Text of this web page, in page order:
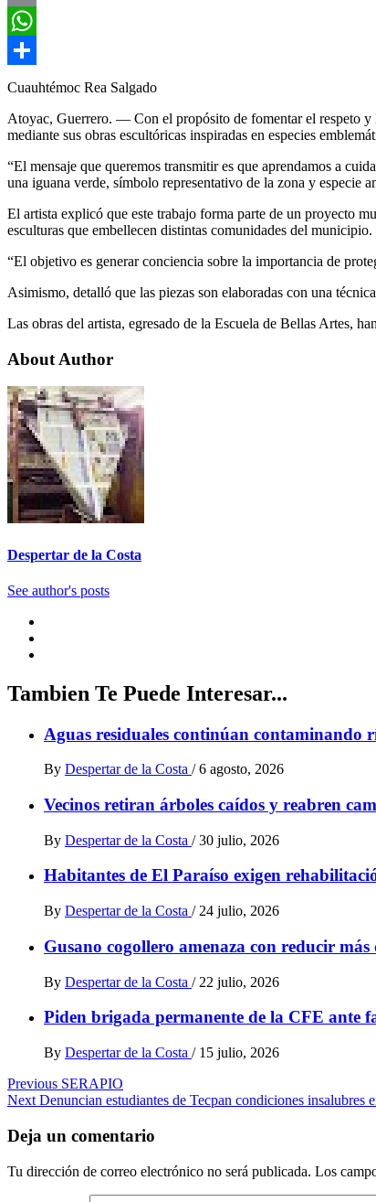
Email
WhatsApp
Compartir
Cuauhtémoc Rea Salgado
Atoyac, Guerrero. — Con el propósito de fomentar el respeto
mediante sus obras escultóricas inspiradas en especies
“El mensaje que queremos transmitir es que aprendamos a
una iguana verde, símbolo representativo de la zona y especie
El artista explicó que este trabajo forma parte de un proyecto
esculturas que embellecen distintas comunidades del municipio.
“El objetivo es generar conciencia sobre la importancia de
Asimismo, detalló que las piezas son elaboradas con una
Las obras del artista, egresado de la Escuela de Bellas Artes,
About Author
Despertar de la Costa
See author's posts
Tambien Te Puede Interesar...
Aguas residuales continúan contaminando
By Despertar de la Costa / 6 agosto, 2026
Vecinos retiran árboles caídos y reabren
By Despertar de la Costa / 30 julio, 2026
Habitantes de El Paraíso exigen
By Despertar de la Costa / 24 julio, 2026
Gusano cogollero amenaza con reducir
By Despertar de la Costa / 22 julio, 2026
Piden brigada permanente de la CFE ante
By Despertar de la Costa / 15 julio, 2026
Post
navigation
Previous SERAPIO
Next Denuncian estudiantes de Tecpan condiciones insalubres
Deja un comentario
Tu dirección de correo electrónico no será publicada. Los